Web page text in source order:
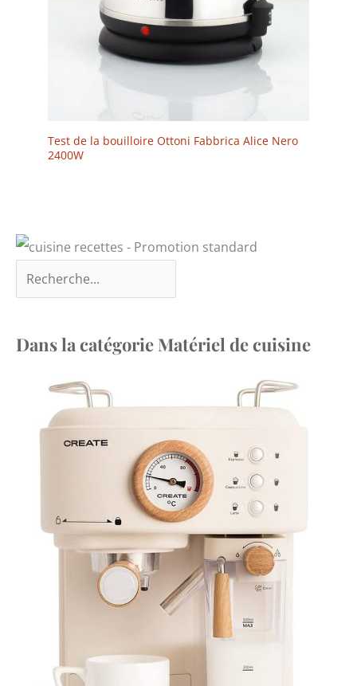
Test de la bouilloire Ottoni Fabbrica Alice Nero
2400W
Dans la catégorie Matériel de cuisine